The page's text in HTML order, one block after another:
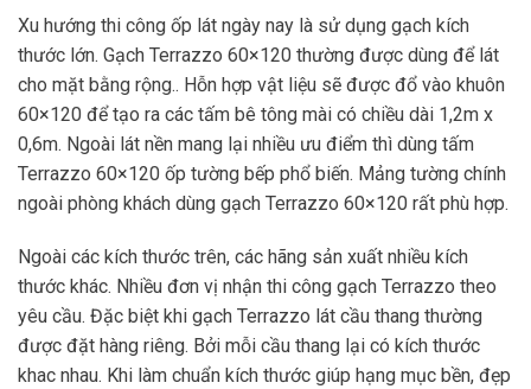
Xu hướng thi công ốp lát ngày nay là sử dụng gạch kích
thước lớn. Gạch Terrazzo 60×120 thường được dùng để lát
cho mặt bằng rộng.. Hỗn hợp vật liệu sẽ được đổ vào khuôn
60×120 để tạo ra các tấm bê tông mài có chiều dài 1,2m x
0,6m. Ngoài lát nền mang lại nhiều ưu điểm thì dùng tấm
Terrazzo 60×120 ốp tường bếp phổ biến. Mảng tường chính
ngoài phòng khách dùng gạch Terrazzo 60×120 rất phù hợp.
Ngoài các kích thước trên, các hãng sản xuất nhiều kích
thước khác. Nhiều đơn vị nhận thi công gạch Terrazzo theo
yêu cầu. Đặc biệt khi gạch Terrazzo lát cầu thang thường
được đặt hàng riêng. Bởi mỗi cầu thang lại có kích thước
khac nhau. Khi làm chuẩn kích thước giúp hạng mục bền, đẹp